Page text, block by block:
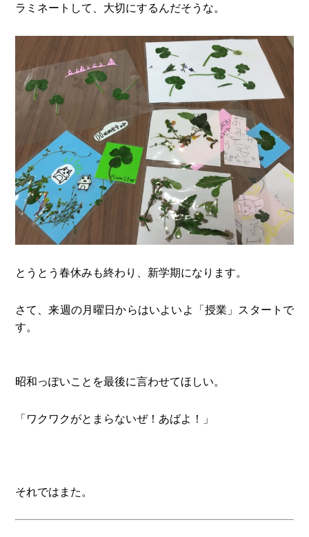
ラミネートして、大切にするんだそうな。
とうとう春休みも終わり、新学期になります。
さて、来週の月曜日からはいよいよ「授業」スタートで
す。
昭和っぽいことを最後に言わせてほしい。
「ワクワクがとまらないぜ！あばよ！」
それではまた。